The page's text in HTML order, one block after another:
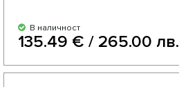
В наличност
135.49 € / 265.00 лв.